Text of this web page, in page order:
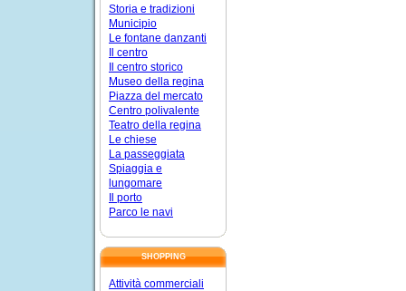
Storia e tradizioni
Municipio
Le fontane danzanti
Il centro
Il centro storico
Museo della regina
Piazza del mercato
Centro polivalente
Teatro della regina
Le chiese
La passeggiata
Spiaggia e
lungomare
Il porto
Parco le navi
SHOPPING
Attività commerciali